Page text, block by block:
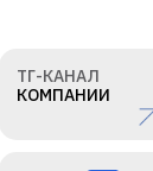
ТГ-КАНАЛ
КОМПАНИИ